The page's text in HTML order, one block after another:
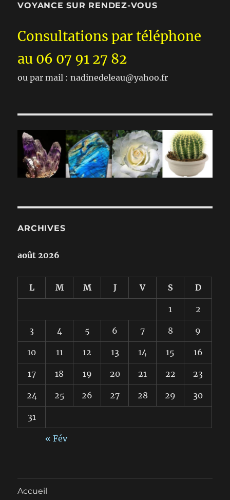
VOYANCE SUR RENDEZ-VOUS
Consultations par téléphone
au 06 07 91 27 82
ou par mail : nadinedeleau@yahoo.fr
ARCHIVES
août 2026
L M M J V S D
1 2
3 4 5 6 7 8 9
10 11 12 13 14 15 16
17 18 19 20 21 22 23
24 25 26 27 28 29 30
31
« Fév
Accueil